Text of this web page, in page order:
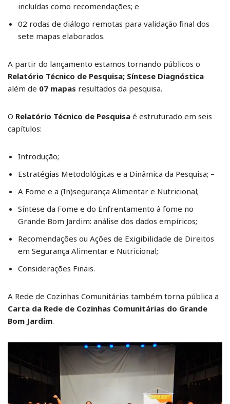
incluídas como recomendações; e
02 rodas de diálogo remotas para validação final dos
sete mapas elaborados.
A partir do lançamento estamos tornando públicos o
Relatório Técnico de Pesquisa; Síntese Diagnóstica
além de 07 mapas resultados da pesquisa.
O Relatório Técnico de Pesquisa é estruturado em seis
capítulos:
Introdução;
Estratégias Metodológicas e a Dinâmica da Pesquisa; –
A Fome e a (In)segurança Alimentar e Nutricional;
Síntese da Fome e do Enfrentamento à fome no
Grande Bom Jardim: análise dos dados empíricos;
Recomendações ou Ações de Exigibilidade de Direitos
em Segurança Alimentar e Nutricional;
Considerações Finais.
A Rede de Cozinhas Comunitárias também torna pública a
Carta da Rede de Cozinhas Comunitárias do Grande
Bom Jardim.